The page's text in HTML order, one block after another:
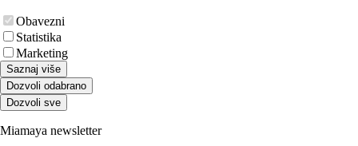
Obavezni
Statistika
Marketing
Saznaj više
Dozvoli odabrano
Dozvoli sve
Miamaya newsletter